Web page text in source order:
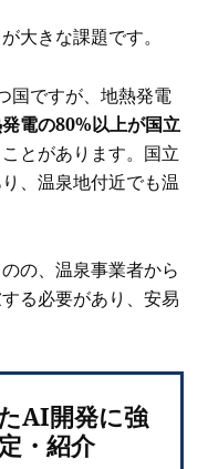
大きな課題です。
国ですが、地熱発電
電の80%以上が国立
とがあります。国立
、温泉地付近でも温
の、温泉事業者から
る必要があり、安易
AI開発に強
・紹介